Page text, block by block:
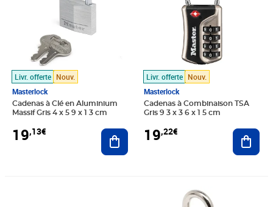
Livr. offerte Nouv.
Masterlock
Cadenas à Clé en Aluminium
Massif Gris 4 x 5 9 x 1 3 cm
19,13€ Ajouter au panier
Livr. offerte Nouv.
Masterlock
Cadenas à Combinaison TSA
Gris 9 3 x 3 6 x 1 5 cm
19,22€
Prix 19,44€